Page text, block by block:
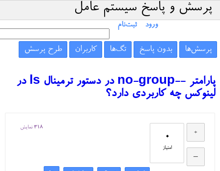
پرسش و پاسخ سیستم عامل
ورود ثبت‌نام
پرسش‌ها بدون پاسخ تگ‌ها کاربران طرح پرسش
پارامتر --no-group در دستور ترمینال ls در
لینوکس چه کاربردی دارد؟
0
امتیاز
318 نمایش